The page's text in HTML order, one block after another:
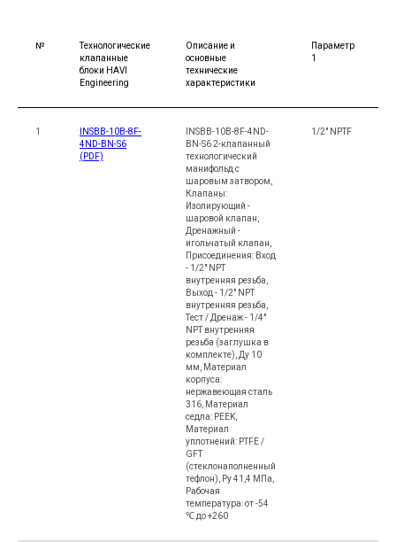
№
Технологические
клапанные
блоки HAVI
Engineering
Описание и
основные
технические
характеристики
Параметр
1
1
INSBB-10B-8F-
4ND-BN-S6
(PDF)
INSBB-10B-8F-4ND-
BN-S6 2-клапанный
технологический
манифольд с
шаровым затвором,
Клапаны:
Изолирующий -
шаровой клапан,
Дренажный -
игольчатый клапан,
Присоединения: Вход
- 1/2" NPT
внутренняя резьба,
Выход - 1/2" NPT
внутренняя резьба,
Тест / Дренаж - 1/4"
NPT внутренняя
резьба (заглушка в
комплекте), Ду 10
мм, Материал
корпуса:
нержавеющая сталь
316, Материал
седла: PEEK,
Материал
уплотнений: PTFE /
GFT
(cтеклонаполненный
тефлон), Ру 41,4 МПа,
Рабочая
температура: от -54
℃ до +260
1/2" NPTF